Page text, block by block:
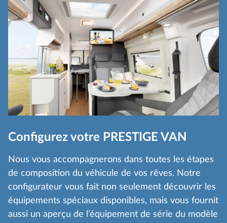
Configurez votre PRESTIGE VAN
Nous vous accompagnerons dans toutes les étapes
de composition du véhicule de vos rêves. Notre
configurateur vous fait non seulement découvrir les
équipements spéciaux disponibles, mais vous fournit
aussi un aperçu de l’équipement de série du modèle